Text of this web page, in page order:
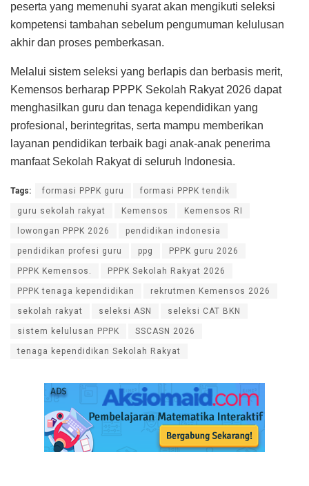
peserta yang memenuhi syarat akan mengikuti seleksi
kompetensi tambahan sebelum pengumuman kelulusan
akhir dan proses pemberkasan.
Melalui sistem seleksi yang berlapis dan berbasis merit,
Kemensos berharap PPPK Sekolah Rakyat 2026 dapat
menghasilkan guru dan tenaga kependidikan yang
profesional, berintegritas, serta mampu memberikan
layanan pendidikan terbaik bagi anak-anak penerima
manfaat Sekolah Rakyat di seluruh Indonesia.
Tags: formasi PPPK guru formasi PPPK tendik
guru sekolah rakyat Kemensos Kemensos RI
lowongan PPPK 2026 pendidikan indonesia
pendidikan profesi guru ppg PPPK guru 2026
PPPK Kemensos. PPPK Sekolah Rakyat 2026
PPPK tenaga kependidikan rekrutmen Kemensos 2026
sekolah rakyat seleksi ASN seleksi CAT BKN
sistem kelulusan PPPK SSCASN 2026
tenaga kependidikan Sekolah Rakyat